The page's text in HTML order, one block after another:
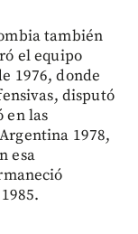
también
el equipo
1976, donde
disputó
en las
1978,
esa